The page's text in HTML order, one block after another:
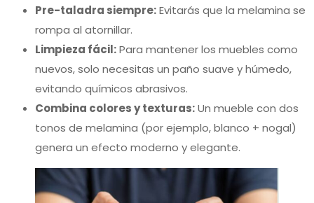
Pre-taladra siempre:Evitarás que la melamina se
rompa al atornillar.
Limpieza fácil:Para mantener los muebles como
nuevos, solo necesitas un paño suave y húmedo,
evitando químicos abrasivos.
Combina colores y texturas:Un mueble con dos
tonos de melamina (por ejemplo, blanco + nogal)
genera un efecto moderno y elegante.